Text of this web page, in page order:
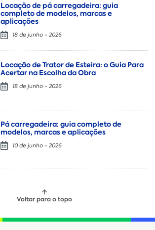
Locação de pá carregadeira: guia
completo de modelos, marcas e
aplicações
18 de junho - 2026
Locação de Trator de Esteira: o Guia Para
Acertar na Escolha da Obra
18 de junho - 2026
Pá carregadeira: guia completo de
modelos, marcas e aplicações
10 de junho - 2026
Voltar para o topo